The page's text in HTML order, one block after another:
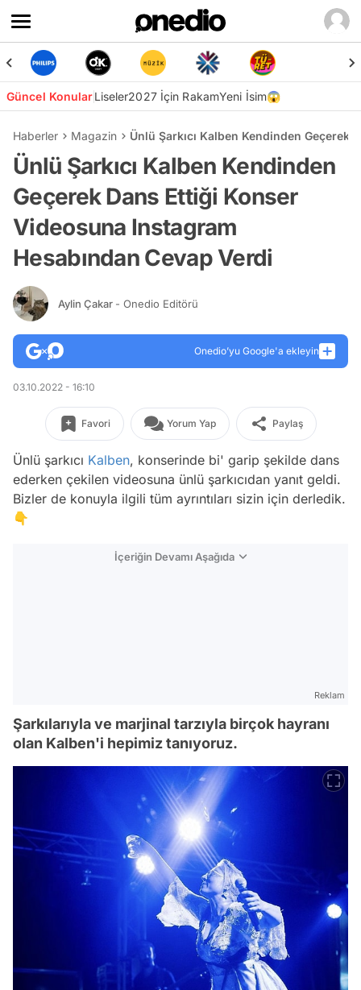
Güncel KonularLiseler2027 İçin RakamYeni İsim😱
Haberler Magazin Ünlü Şarkıcı Kalben Kendinden
Ünlü Şarkıcı Kalben Kendinden
Geçerek Dans Ettiği Konser
Videosuna Instagram
Hesabından Cevap Verdi
Aylin Çakar - Onedio Editörü
Onedio’yu Google'a ekleyin
03.10.2022 - 16:10
Favori Yorum Yap Paylaş
Ünlü şarkıcı Kalben, konserinde bi' garip şekilde dans
ederken çekilen videosuna ünlü şarkıcıdan yanıt geldi.
Bizler de konuyla ilgili tüm ayrıntıları sizin için derledik.
👇
İçeriğin Devamı Aşağıda
Reklam
Şarkılarıyla ve marjinal tarzıyla birçok hayranı
olan Kalben'i hepimiz tanıyoruz.